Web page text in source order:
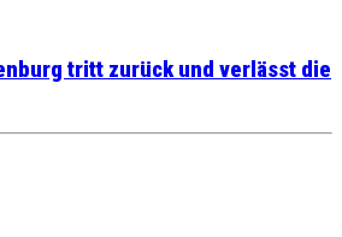
tritt zurück und verlässt die